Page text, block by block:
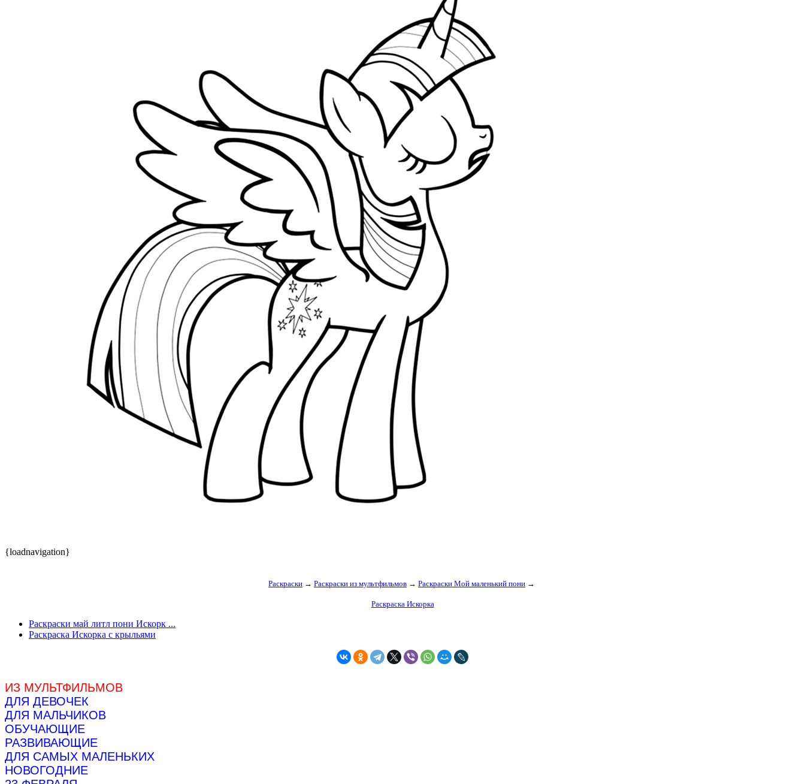
{loadnavigation}
Раскраски → Раскраски из мультфильмов → Раскраски Мой маленький пони →
Раскраска Искорка
Раскраски май литл пони Искорк ...
Раскраска Искорка с крыльями
ИЗ МУЛЬТФИЛЬМОВ
ДЛЯ ДЕВОЧЕК
ДЛЯ МАЛЬЧИКОВ
ОБУЧАЮЩИЕ
РАЗВИВАЮЩИЕ
ДЛЯ САМЫХ МАЛЕНЬКИХ
НОВОГОДНИЕ